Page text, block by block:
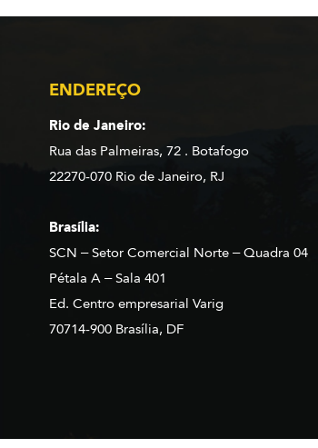
ENDEREÇO
Rio de Janeiro:
Rua das Palmeiras, 72 . Botafogo
22270-070 Rio de Janeiro, RJ
Brasília:
SCN – Setor Comercial Norte – Quadra 04
Pétala A – Sala 401
Ed. Centro empresarial Varig
70714-900 Brasília, DF